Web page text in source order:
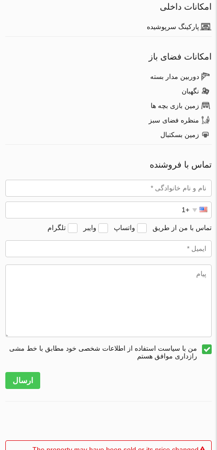
امکانات داخلی
پارکینگ سرپوشیده
امکانات فضای باز
دوربین مدار بسته
نگهبان
زمین بازی بچه ها
منظره فضای سبز
زمین بسکتبال
تماس با فروشنده
تماس با من از طریق واتساپ وایبر تلگرام
من با سیاست استفاده از اطلاعات شخصی خود مطابق با خط مشی
رازداری موافق هستم
ارسال